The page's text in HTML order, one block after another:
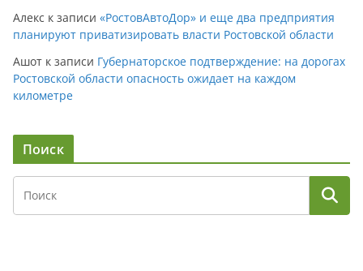
Алекс к записи «РостовАвтоДор» и еще два предприятия
планируют приватизировать власти Ростовской области
Ашот к записи Губернаторское подтверждение: на дорогах
Ростовской области опасность ожидает на каждом
километре
Поиск